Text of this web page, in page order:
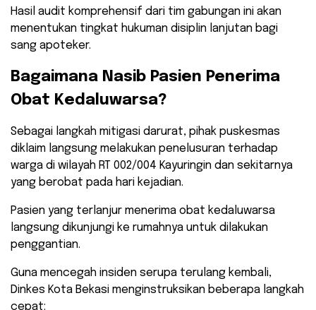
Hasil audit komprehensif dari tim gabungan ini akan
menentukan tingkat hukuman disiplin lanjutan bagi
sang apoteker.
​Bagaimana Nasib Pasien Penerima
Obat Kedaluwarsa?
​Sebagai langkah mitigasi darurat, pihak puskesmas
diklaim langsung melakukan penelusuran terhadap
warga di wilayah RT 002/004 Kayuringin dan sekitarnya
yang berobat pada hari kejadian.
Pasien yang terlanjur menerima obat kedaluwarsa
langsung dikunjungi ke rumahnya untuk dilakukan
penggantian.
​Guna mencegah insiden serupa terulang kembali,
Dinkes Kota Bekasi menginstruksikan beberapa langkah
cepat: